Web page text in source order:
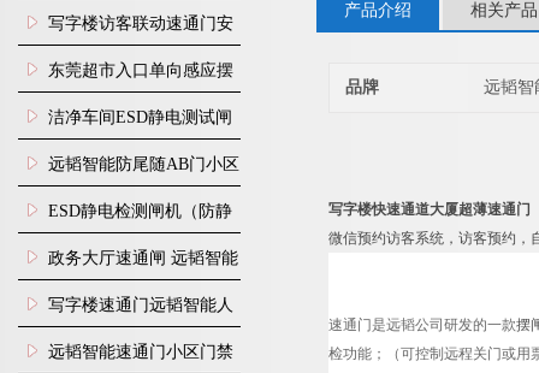
写字楼访客联动速通门安
装
东莞超市入口单向感应摆
闸安装
洁净车间ESD静电测试闸
机
远韬智能防尾随AB门小区
门禁闸机安装
​ESD静电检测闸机（防静
电门禁通道系统）
政务大厅速通闸 远韬智能
防尾随静音速通门
写字楼速通门远韬智能人
脸识别快速通道闸
远韬智能速通门小区门禁
产品介绍 相关产品
品牌 远韬智
写字楼快速通道大厦超薄速通门
微信预约访客系统，访客预约，
速通门是远韬公司研发的一款摆
检功能；（可控制远程关门或用